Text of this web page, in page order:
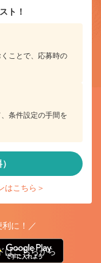
ト！
ことで、応募時の
条件設定の手間を
はこちら＞
に！／
はこちらから